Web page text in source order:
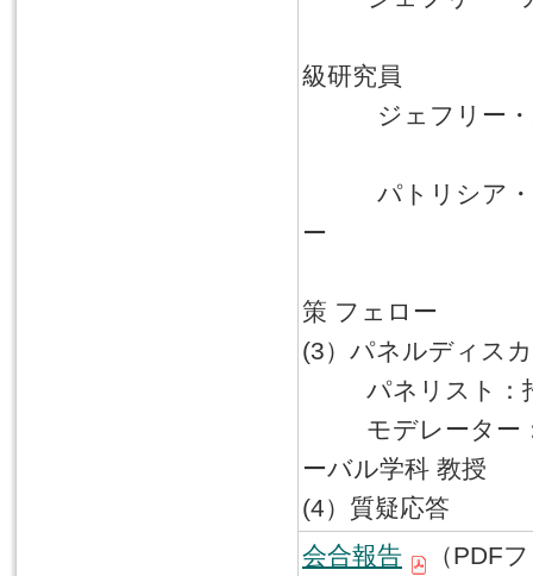
級研究員
ジェフリー・ホ
パトリシア・キ
ー
策 フェロー
(3）パネルディス
パネリスト：招
モデレーター：
ーバル学科 教授
(4）質疑応答
会合報告
（PDF